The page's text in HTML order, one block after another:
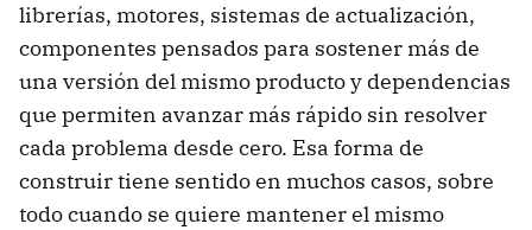
librerías, motores, sistemas de actualización,
componentes pensados para sostener más de
una versión del mismo producto y dependencias
que permiten avanzar más rápido sin resolver
cada problema desde cero. Esa forma de
construir tiene sentido en muchos casos, sobre
todo cuando se quiere mantener el mismo